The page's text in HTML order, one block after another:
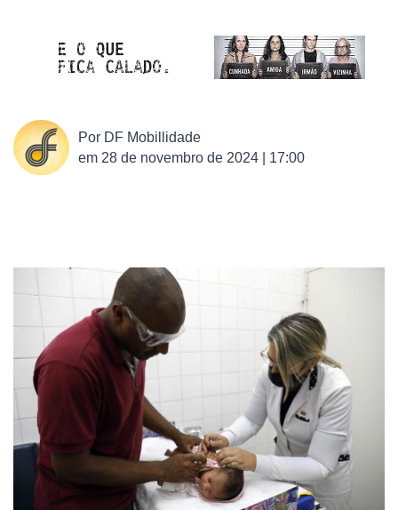
Por DF Mobillidade
em 28 de novembro de 2024 | 17:00